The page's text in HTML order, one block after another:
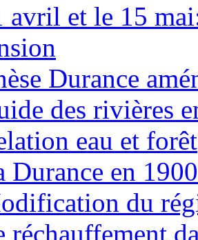
avril et le 15
Durance
des rivières
eau et forêt
Durance en 1900
du
réchauffement